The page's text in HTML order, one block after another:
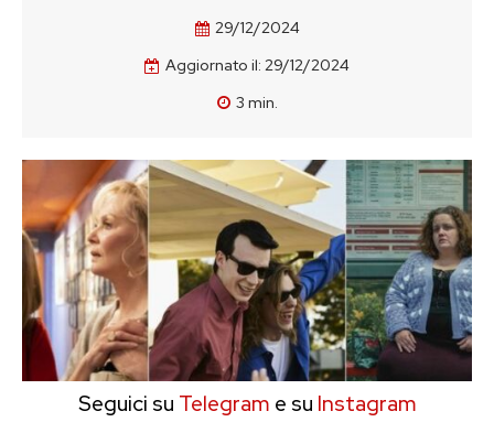
29/12/2024
Aggiornato il: 29/12/2024
3 min.
Seguici su Telegram e su Instagram